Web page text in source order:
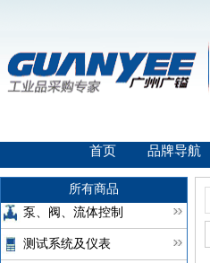
首页 品牌导航
所有商品
泵、阀、流体控制
测试系统及仪表